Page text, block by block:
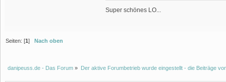
Super schönes LO...
Seiten: [1] Nach oben
danipeuss.de - Das Forum » Der aktive Forumbetrieb wurde eingestellt - die Beiträge